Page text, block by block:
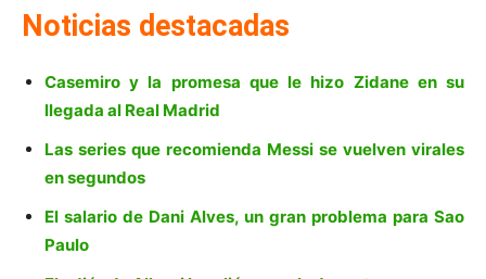
Noticias destacadas
Casemiro y la promesa que le hizo Zidane en su
llegada al Real Madrid
Las series que recomienda Messi se vuelven virales
en segundos
El salario de Dani Alves, un gran problema para Sao
Paulo